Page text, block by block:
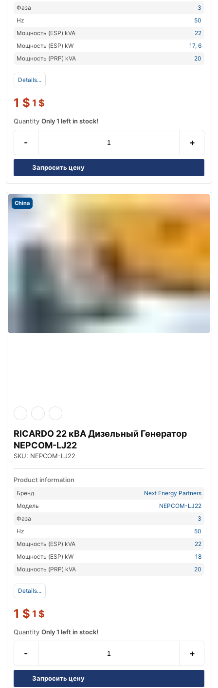
Фаза
3
Hz
50
Мощность (ESP) kVA
22
Мощность (ESP) kW
17, 6
Мощность (PRP) kVA
20
Details...
1 $ 1 $
Quantity Only 1 left in stock!
- +
Запросить цену
China
RICARDO 22 кВА Дизельный Генератор
NEPCOM-LJ22
SKU: NEPCOM-LJ22
Product information
Бренд
Next Energy Partners
Модель
NEPCOM-LJ22
Фаза
3
Hz
50
Мощность (ESP) kVA
22
Мощность (ESP) kW
18
Мощность (PRP) kVA
20
Details...
1 $ 1 $
Quantity Only 1 left in stock!
- +
Запросить цену